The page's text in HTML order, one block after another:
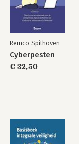
Remco Spithoven
Cyberpesten
€ 32,50